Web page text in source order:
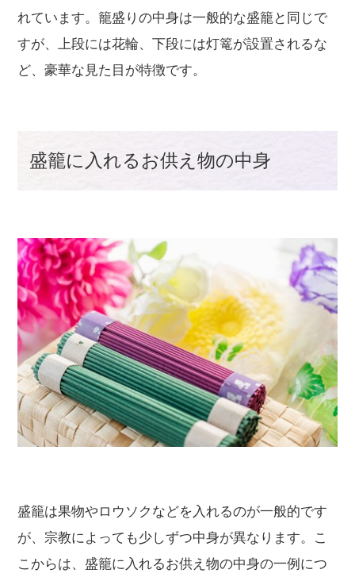
れています。籠盛りの中身は一般的な盛籠と同じで
すが、上段には花輪、下段には灯篭が設置されるな
ど、豪華な見た目が特徴です。
盛籠に入れるお供え物の中身
盛籠は果物やロウソクなどを入れるのが一般的です
が、宗教によっても少しずつ中身が異なります。こ
こからは、盛籠に入れるお供え物の中身の一例につ